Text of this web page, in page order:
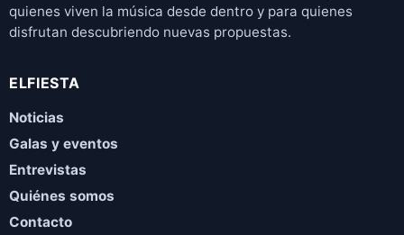
quienes viven la música desde dentro y para quienes
disfrutan descubriendo nuevas propuestas.
ELFIESTA
Noticias
Galas y eventos
Entrevistas
Quiénes somos
Contacto